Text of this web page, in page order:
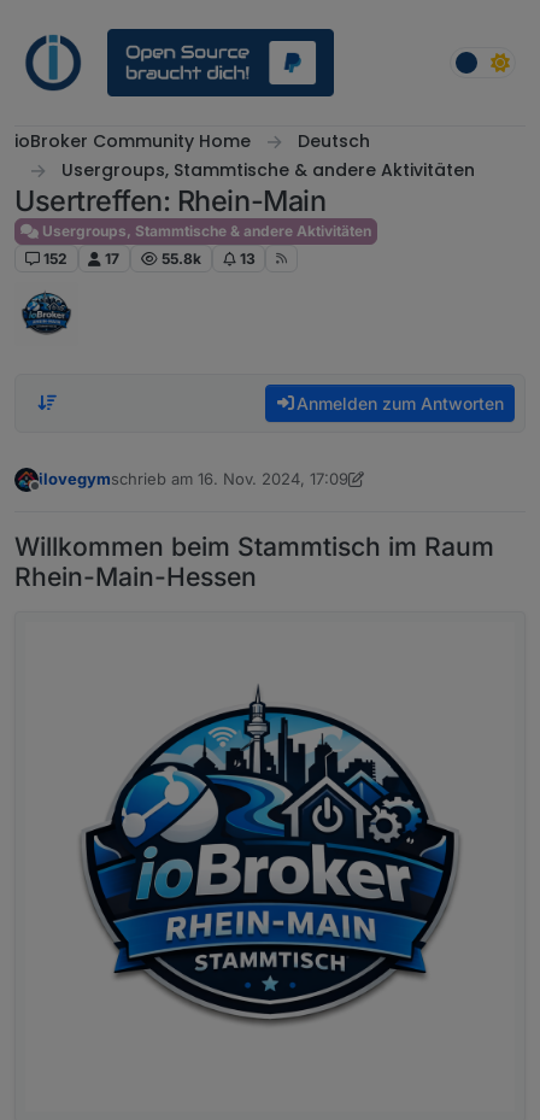
ioBroker Community Home
Deutsch
Usergroups, Stammtische & andere Aktivitäten
Usertreffen: Rhein-Main
Usergroups, Stammtische & andere Aktivitäten
152
17 55.8k 13
Anmelden zum Antworten
ilovegymschrieb am 16. Nov. 2024, 17:09
zuletzt editiert von ilovegym
Willkommen beim Stammtisch im Raum
Rhein-Main-Hessen